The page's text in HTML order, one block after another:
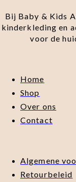
Bij Baby & Kids
kinderkleding en
voor de
Home
Shop
Over ons
Contact
Algemene
Retourbeleid